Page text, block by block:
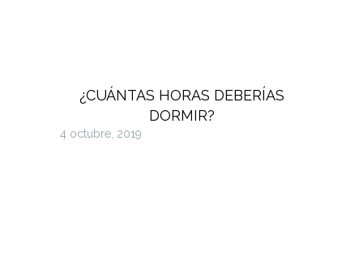
¿CUÁNTAS HORAS DEBERÍAS
DORMIR?
4 octubre, 2019